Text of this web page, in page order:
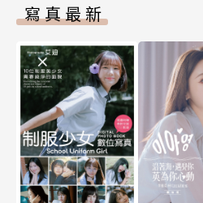
寫真最新